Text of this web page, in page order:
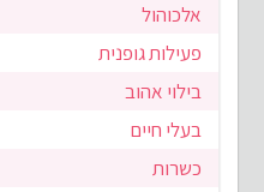
אלכוהול
פעילות גופנית
בילוי אהוב
בעלי חיים
כשרות